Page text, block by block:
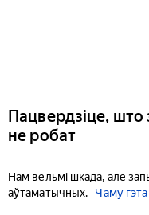
Пацвердзіце, што
не робат
Нам вельмі шкада, але
аўтаматычных.
Чаму